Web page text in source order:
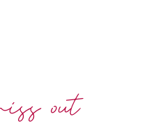
out